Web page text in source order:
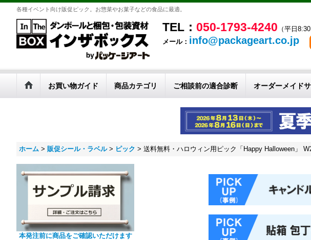
各種イベント向け販促ピック。お惣菜やお菓子などの食品に最適。
TEL： 050-1793-4240 （平日
メール： info@packageart.co.jp
お買い物ガイド 商品カテゴリ ご相談前の適合診断 オーダーメイド
ホーム > 販促シール・ラベル > ピック > 送料無料・ハロウィン用ピック「Happy Halloween」
本発注前に商品をご確認いただけます